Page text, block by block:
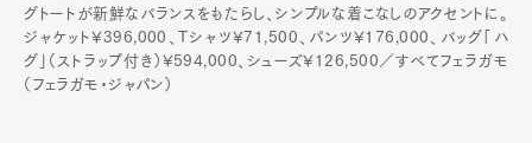
グトートが新鮮なバランスをもたらし、シンプルな着こなしのアクセントに。
ジャケット¥396,000、Tシャツ¥71,500、パンツ¥176,000、バッグ「ハ
グ」（ストラップ付き）¥594,000、シューズ¥126,500／すべてフェラガモ
（フェラガモ・ジャパン）